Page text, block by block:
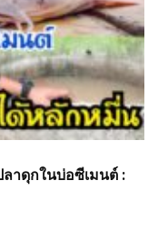
ลาดุกในบ่อซีเมนต์ :